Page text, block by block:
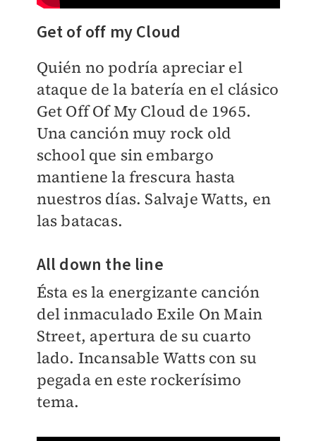
Get of off my Cloud
Quién no podría apreciar el
ataque de la batería en el clásico
Get Off Of My Cloud de 1965.
Una canción muy rock old
school que sin embargo
mantiene la frescura hasta
nuestros días. Salvaje Watts, en
las batacas.
All down the line
Ésta es la energizante canción
del inmaculado Exile On Main
Street, apertura de su cuarto
lado. Incansable Watts con su
pegada en este rockerísimo
tema.